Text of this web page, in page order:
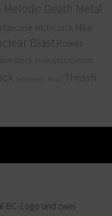
Melodic Death Metal
METALLICA MIke
BlastPower
Rock Punk QUEENSRYCHE
Symphonic Metal
Thrash